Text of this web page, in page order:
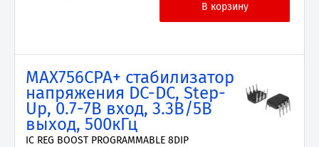
MAX756CPA+ стабилизатор
напряжения DC-DC, Step-
Up, 0.7-7В вход, 3.3В/5В
выход, 500кГц
IC REG BOOST PROGRAMMABLE 8DIP